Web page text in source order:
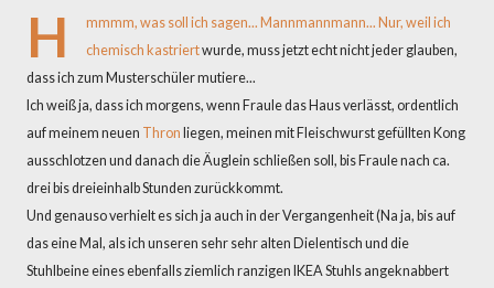
H
mmmm, was soll ich sagen... Mannmannmann... Nur, weil ich
chemisch kastriertwurde, muss jetzt echt nicht jeder glauben,
dass ich zum Musterschüler mutiere...
Ich weiß ja, dass ich morgens, wenn Fraule das Haus verlässt, ordentlich
auf meinem neuen Thron liegen, meinen mit Fleischwurst gefüllten Kong
ausschlotzen und danach die Äuglein schließen soll, bis Fraule nach ca.
drei bis dreieinhalb Stunden zurückkommt.
Und genauso verhielt es sich ja auch in der Vergangenheit (Na ja, bis auf
das eine Mal, als ich unseren sehr sehr alten Dielentisch und die
Stuhlbeine eines ebenfalls ziemlich ranzigen IKEA Stuhls angeknabbert